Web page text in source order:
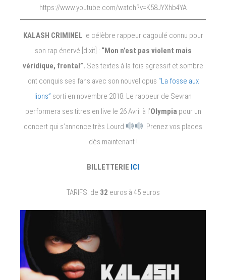
https://www.youtube.com/watch?v=K58JYXhb4YA
KALASH CRIMINEL le célèbre rappeur cagoulé connu pour
son rap énervé [dixit] : “Mon n’est pas violent mais
véridique, frontal”. Ses textes à la fois agressif et sombre
ont conquis ses fans avec son nouvel opus “La fosse aux
lions” sorti en novembre 2018. Le rappeur de Sevran
performera ses titres en live le 26 Avril à l’Olympia pour un
concert qui s’annonce très Lourd
. Prenez vos places
dès maintenant !
BILLETTERIE ICI
TARIFS: de 32 euros à 45 euros